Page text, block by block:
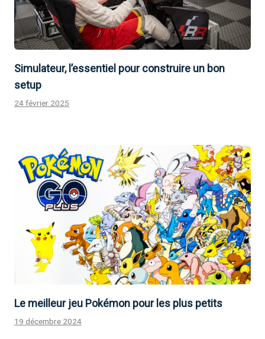
Simulateur, l’essentiel pour construire un bon
setup
24 février 2025
Le meilleur jeu Pokémon pour les plus petits
19 décembre 2024